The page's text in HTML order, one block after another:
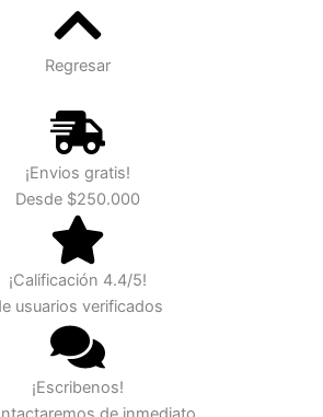
Regresar
¡Envios gratis!
Desde $250.000
¡Calificación 4.4/5!
usuarios verificados
¡Escribenos!